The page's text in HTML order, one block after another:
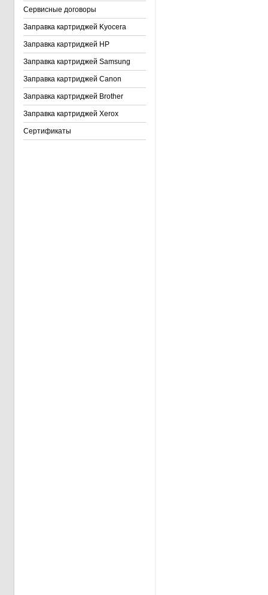
Сервисные договоры
Заправка картриджей Kyocera
Заправка картриджей HP
Заправка картриджей Samsung
Заправка картриджей Canon
Заправка картриджей Brother
Заправка картриджей Xerox
Сертификаты